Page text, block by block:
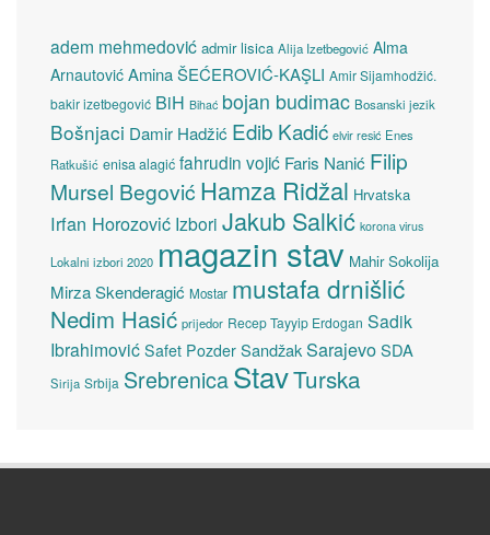
adem mehmedović admir lisica Alija Izetbegović Alma
Arnautović Amina ŠEĆEROVIĆ-KAŞLI Amir Sijamhodžić.
bakir izetbegović BiH Bihać bojan budimac Bosanski jezik
Bošnjaci Damir Hadžić Edib Kadić elvir resić Enes
Ratkušić enisa alagić fahrudin vojić Faris Nanić Filip
Mursel Begović Hamza Ridžal Hrvatska
Irfan Horozović Izbori Jakub Salkić korona virus
Lokalni izbori 2020 magazin stav Mahir Sokolija
Mirza Skenderagić Mostar mustafa drnišlić
Nedim Hasić prijedor Recep Tayyip Erdogan Sadik
Ibrahimović Safet Pozder SandžakSarajevoSDA
Sirija Srbija SrebrenicaStavTurska